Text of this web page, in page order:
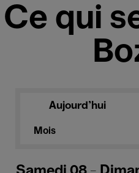
Ce qui
Aujourd'hui
Mois